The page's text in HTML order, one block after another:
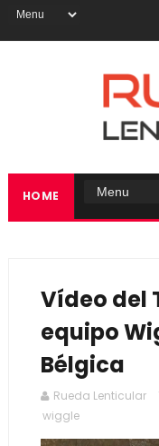
HOME
Vídeo del
equipo
Bélgica
Rueda Lenticular
wiggle